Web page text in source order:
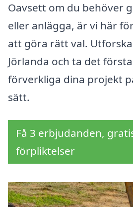
Oavsett om du behöver
eller anlägga, är vi här
att göra rätt val.
Jörlanda och ta det
förverkliga dina projekt
sätt.
Få 3 erbjudanden,
förpliktelser